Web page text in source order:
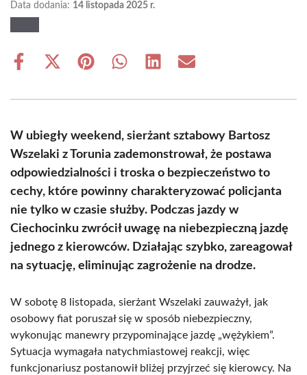
Data dodania: 14 listopada 2025 r.
Share
Share
(Twitter)
Share Share Share Share
W ubiegły weekend, sierżant sztabowy Bartosz
Wszelaki z Torunia zademonstrował, że postawa
odpowiedzialności i troska o bezpieczeństwo to
cechy, które powinny charakteryzować policjanta
nie tylko w czasie służby. Podczas jazdy w
Ciechocinku zwrócił uwagę na niebezpieczną jazdę
jednego z kierowców. Działając szybko, zareagował
na sytuację, eliminując zagrożenie na drodze.
W sobotę 8 listopada, sierżant Wszelaki zauważył, jak
osobowy fiat poruszał się w sposób niebezpieczny,
wykonując manewry przypominające jazdę „wężykiem”.
Sytuacja wymagała natychmiastowej reakcji, więc
funkcjonariusz postanowił bliżej przyjrzeć się kierowcy. Na